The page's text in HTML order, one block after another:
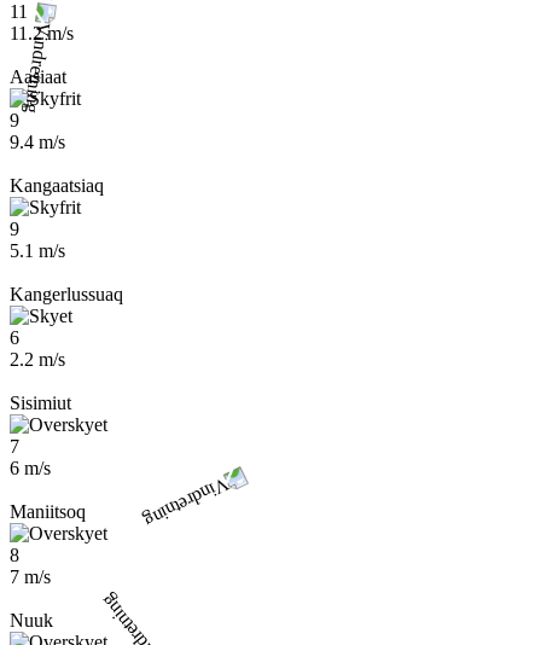
11
11.2 m/s
Aasiaat
9
9.4 m/s
Kangaatsiaq
9
5.1 m/s
Kangerlussuaq
6
2.2 m/s
Sisimiut
7
6 m/s
Maniitsoq
8
7 m/s
Nuuk